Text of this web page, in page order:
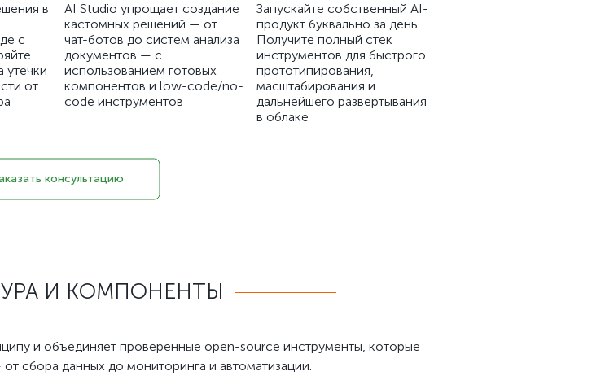
в
с
утечки
от
AI Studio упрощает создание
кастомных решений — от
чат-ботов до систем анализа
документов — с
использованием готовых
компонентов и low-code/no-
code инструментов
Запускайте собственный AI-
продукт буквально за день.
Получите полный стек
инструментов для быстрого
прототипирования,
масштабирования и
дальнейшего развертывания
в облаке
консультацию
И КОМПОНЕНТЫ
и объединяет проверенные open-source инструменты, которые
сбора данных до мониторинга и автоматизации.